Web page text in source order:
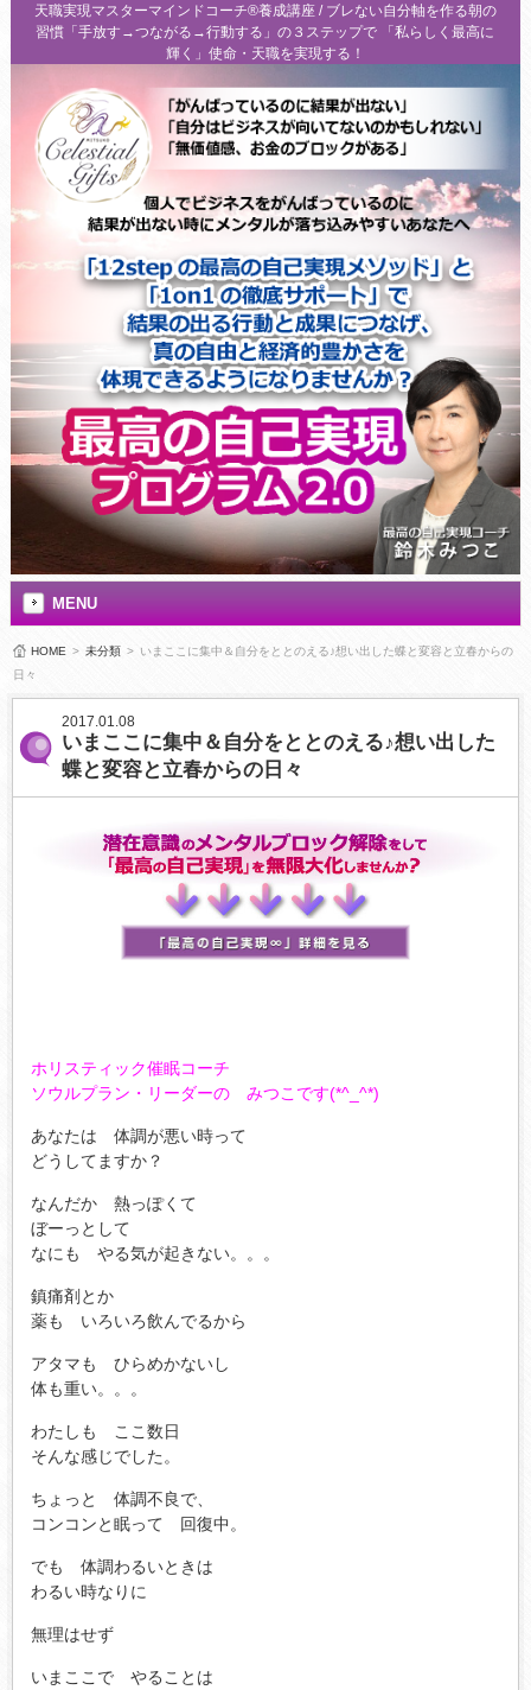
天職実現マスターマインドコーチ®養成講座 / ブレない自分軸を作る朝の
習慣「手放す→つながる→行動する」の３ステップで 「私らしく最高に
輝く」使命・天職を実現する！
MENU
HOME > 未分類 > いまここに集中＆自分をととのえる♪想い出した蝶と変容と立春からの
日々
2017.01.08
いまここに集中＆自分をととのえる♪想い出した
蝶と変容と立春からの日々
ホリスティック催眠コーチ
ソウルプラン・リーダーの みつこです(*^_^*)
あなたは 体調が悪い時って
どうしてますか？
なんだか 熱っぽくて
ぼーっとして
なにも やる気が起きない。。。
鎮痛剤とか
薬も いろいろ飲んでるから
アタマも ひらめかないし
体も重い。。。
わたしも ここ数日
そんな感じでした。
ちょっと 体調不良で、
コンコンと眠って 回復中。
でも 体調わるいときは
わるい時なりに
無理はせず
いまここで やることは